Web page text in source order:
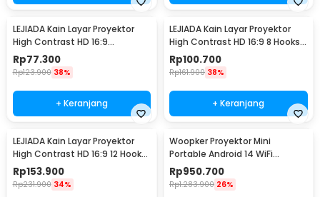
LEJIADA Kain Layar Proyektor
High Contrast HD 16:9
Polyester 6 Hooks 100 Inch -
LJ01
Rp77.300
Rp123.900 38%
+ Keranjang
LEJIADA Kain Layar Proyektor
High Contrast HD 16:9 8 Hooks
120 Inch - LJ02
Rp100.700
Rp161.900 38%
+ Keranjang
LEJIADA Kain Layar Proyektor
High Contrast HD 16:9 12 Hooks
150 Inch - LJ03
Rp153.900
Rp231.900 34%
Woopker Proyektor Mini
Portable Android 14 WiFi
Bluetooth 330 ANSI - HY260Pro
Rp950.700
Rp1.283.900 26%